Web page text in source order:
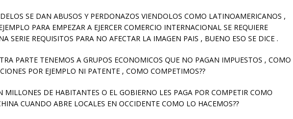
SE DAN ABUSOS Y PERDONAZOS VIENDOLOS COMO LATINOAMERICANOS ,
PARA EMPEZAR A EJERCER COMERCIO INTERNACIONAL SE REQUIERE
SERIE REQUISITOS PARA NO AFECTAR LA IMAGEN PAIS , BUENO ESO SE DICE .
PARTE TENEMOS A GRUPOS ECONOMICOS QUE NO PAGAN IMPUESTOS , COMO
POR EJEMPLO NI PATENTE , COMO COMPETIMOS??
MILLONES DE HABITANTES O EL GOBIERNO LES PAGA POR COMPETIR COMO
CUANDO ABRE LOCALES EN OCCIDENTE COMO LO HACEMOS??